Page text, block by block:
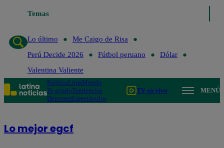
Temas
Lo último
Me Caigo de Risa
Perú Decide 2026
Fútbol peruano
Dólar
Valentina Valiente
PolíticaLimaMundo
Te ayudoTendencias
DeportesEspectáculos
TV en vivo MENÚ
Lo mejor egcf